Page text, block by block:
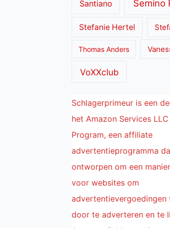
Santiano Semino
Stefanie Hertel
Thomas Anders
VoXXclub
Schlagerprimeur is een
het Amazon Services
Program, een affiliate
advertentieprogramma
ontworpen om een
voor websites om
advertentievergoedingen
door te adverteren en te